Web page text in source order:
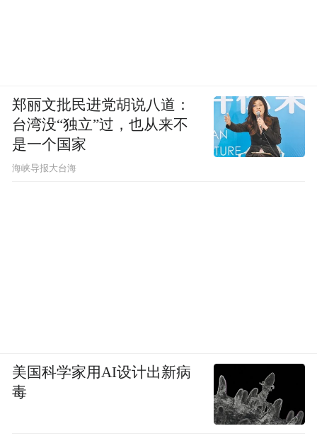
郑丽文批民进党胡说八道：
台湾没“独立”过，也从来不
是一个国家
​海峡导报大台海
美国科学家用AI设计出新病
毒